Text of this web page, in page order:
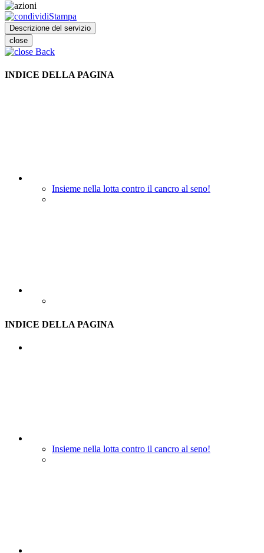
Stampa
Descrizione del servizio
close
Back
INDICE DELLA PAGINA
Insieme nella lotta contro il cancro al seno!
INDICE DELLA PAGINA
Insieme nella lotta contro il cancro al seno!